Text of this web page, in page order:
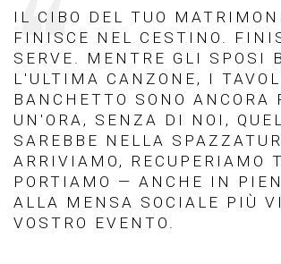
IL CIBO DEL TUO
FINISCE NEL CESTINO.
SERVE. MENTRE GLI SPOSI
L'ULTIMA CANZONE, I
BANCHETTO SONO ANCORA
UN'ORA, SENZA DI NOI,
SAREBBE NELLA
ARRIVIAMO, RECUPERIAMO
PORTIAMO — ANCHE IN
ALLA MENSA SOCIALE PIÙ
VOSTRO EVENTO.